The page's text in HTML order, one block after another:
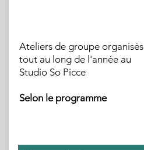
Ateliers de groupe organisés
tout au long de l'année au
Studio So Picce
Selon le programme